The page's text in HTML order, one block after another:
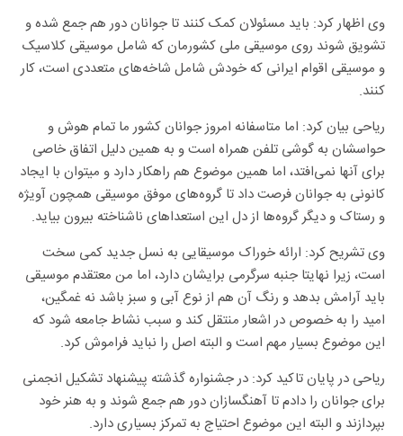
وی اظهار کرد: باید مسئولان کمک کنند تا جوانان دور هم جمع شده و
تشویق شوند روی موسیقی ملی کشورمان که شامل موسیقی کلاسیک
و موسیقی اقوام ایرانی که خودش شامل شاخه‌های متعددی است، کار
کنند.
ریاحی بیان کرد: اما متاسفانه امروز جوانان کشور ما تمام هوش و
حواسشان به گوشی تلفن همراه است و به همین دلیل اتفاق خاصی
برای آنها نمی‌افتد، اما همین موضوع هم راهکار دارد و میتوان با ایجاد
کانونی به جوانان فرصت داد تا گروه‌های موفق موسیقی همچون آویژه
و رستاک و دیگر گروه‌ها از دل این استعداهای ناشناخته بیرون بیاید.
وی تشریح کرد: ارائه خوراک موسیقایی به نسل جدید کمی سخت
است، زیرا نهایتا جنبه سرگرمی برایشان دارد، اما من معتقدم موسیقی
باید آرامش بدهد و رنگ آن هم از نوع آبی و سبز باشد نه غمگین،
امید را به خصوص در اشعار منتقل کند و سبب نشاط جامعه شود که
این موضوع بسیار مهم است و البته اصل را نباید فراموش کرد.
ریاحی در پایان تاکید کرد: در جشنواره گذشته پیشنهاد تشکیل انجمنی
برای جوانان را دادم تا آهنگسازان دور هم جمع شوند و به هنر خود
بپردازند و البته این موضوع احتیاج به تمرکز بسیاری دارد.